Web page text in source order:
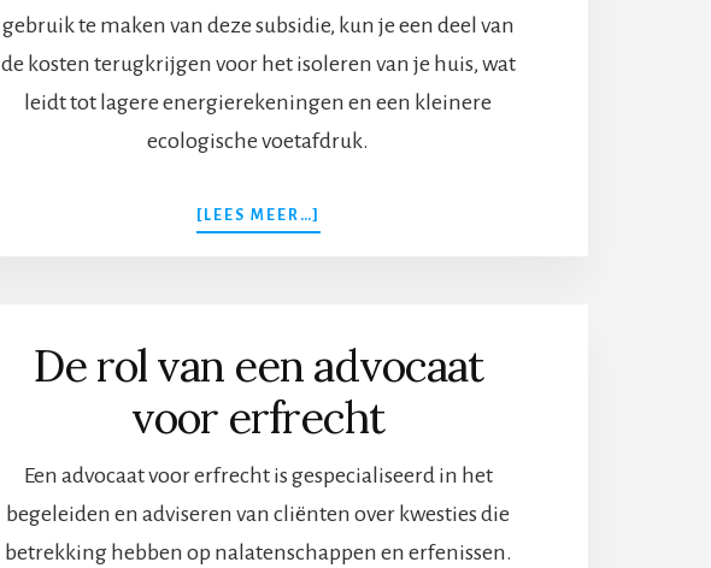
gebruik te maken van deze subsidie, kun je een deel van
de kosten terugkrijgen voor het isoleren van je huis, wat
leidt tot lagere energierekeningen en een kleinere
ecologische voetafdruk.
[LEES MEER…]
VOOR
HUIS
ISOLATIE
De rol van een advocaat
voor erfrecht
Een advocaat voor erfrecht is gespecialiseerd in het
begeleiden en adviseren van cliënten over kwesties die
betrekking hebben op nalatenschappen en erfenissen.